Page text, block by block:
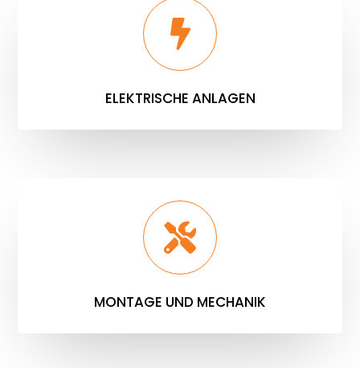
ELEKTRISCHE ANLAGEN
MONTAGE UND MECHANIK